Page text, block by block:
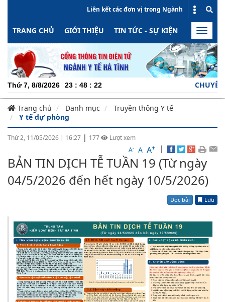
Liên kết các đơn vị trong Ngành
TRANG CHỦ GIỚI THIỆU TIN TỨC - SỰ KIỆN HOẠT
Toggle
Thứ 7, 8/8/2026 23 : 48 : 22 CHUYÊN
Trang chủ Danh mục
Truyền thông Y tế
Y tế dự phòng
Thứ 2, 11/05/2026 | 16:27 | 177
Lượt xem
A- A A+ |
BẢN TIN DỊCH TỄ TUẦN 19 (Từ ngày
04/5/2026 đến hết ngày 10/5/2026)
Đọc bài Lưu